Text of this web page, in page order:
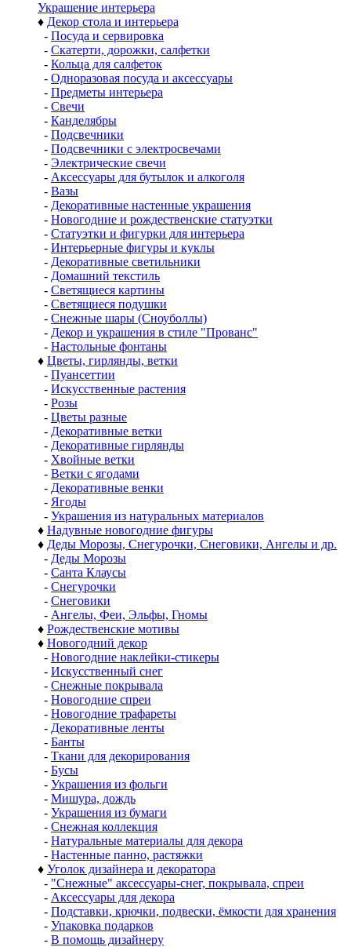
Украшение интерьера
♦ Декор стола и интерьера
- Посуда и сервировка
- Скатерти, дорожки, салфетки
- Кольца для салфеток
- Одноразовая посуда и аксессуары
- Предметы интерьера
- Свечи
- Канделябры
- Подсвечники
- Подсвечники с электросвечами
- Электрические свечи
- Аксессуары для бутылок и алкоголя
- Вазы
- Декоративные настенные украшения
- Новогодние и рождественские статуэтки
- Статуэтки и фигурки для интерьера
- Интерьерные фигуры и куклы
- Декоративные светильники
- Домашний текстиль
- Светящиеся картины
- Светящиеся подушки
- Снежные шары (Сноуболлы)
- Декор и украшения в стиле "Прованс"
- Настольные фонтаны
♦ Цветы, гирлянды, ветки
- Пуансеттии
- Искусственные растения
- Розы
- Цветы разные
- Декоративные ветки
- Декоративные гирлянды
- Хвойные ветки
- Ветки с ягодами
- Декоративные венки
- Ягоды
- Украшения из натуральных материалов
♦ Надувные новогодние фигуры
♦ Деды Морозы, Снегурочки, Снеговики, Ангелы и др.
- Деды Морозы
- Санта Клаусы
- Снегурочки
- Снеговики
- Ангелы, Феи, Эльфы, Гномы
♦ Рождественские мотивы
♦ Новогодний декор
- Новогодние наклейки-стикеры
- Искусственный снег
- Снежные покрывала
- Новогодние спреи
- Новогодние трафареты
- Декоративные ленты
- Банты
- Ткани для декорирования
- Бусы
- Украшения из фольги
- Мишура, дождь
- Украшения из бумаги
- Снежная коллекция
- Натуральные материалы для декора
- Настенные панно, растяжки
♦ Уголок дизайнера и декоратора
- "Снежные" аксессуары-снег, покрывала, спреи
- Аксессуары для декора
- Подставки, крючки, подвески, ёмкости для хранения
- Упаковка подарков
- В помощь дизайнеру